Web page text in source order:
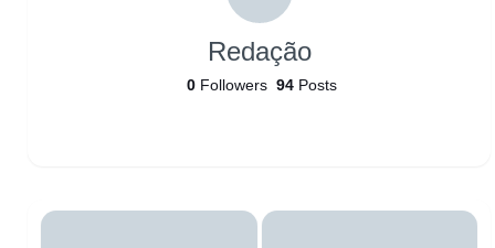
Redação
0Followers 94Posts